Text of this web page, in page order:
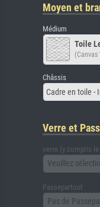
Moyen et
Médium
Toile
(Canvas
Châssis
Cadre en toile -
Verre et
verre (y compris
Veuillez
Passepartout
Pas de